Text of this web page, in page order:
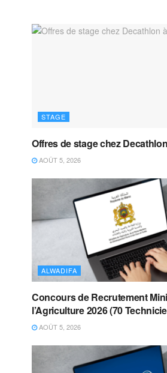
STAGE
Offres de stage chez
AOÛT 5, 2026
ALWADIFA
Concours de Recrutement
l’Agriculture 2026 (70
AOÛT 5, 2026